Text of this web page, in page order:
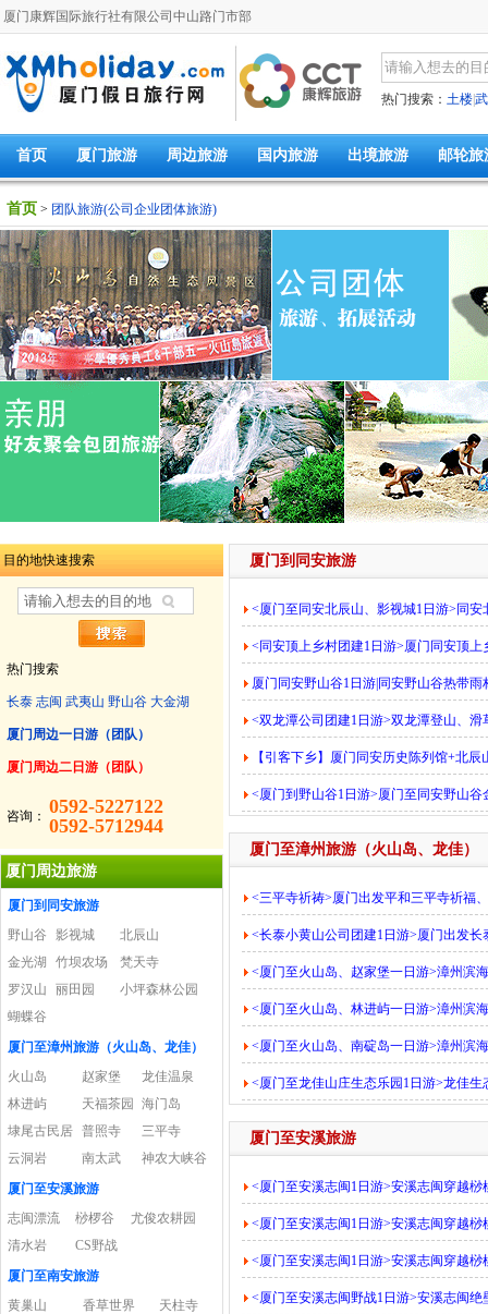
厦门康辉国际旅行社有限公司中山路门市部
热门搜索： 土楼
首页 厦门旅游 周边旅游 国内旅游 出境旅游 邮轮旅
首页 > 团队旅游(公司企业团体旅游)
目的地快速搜索
热门搜索
长泰 志闽 武夷山 野山谷 大金湖
厦门周边一日游（团队）
厦门周边二日游（团队）
咨询： 0592-5227122
0592-5712944
厦门周边旅游
厦门到同安旅游
野山谷
影视城
北辰山
金光湖
竹坝农场
梵天寺
罗汉山
丽田园
小坪森林公园
蝴蝶谷
厦门至漳州旅游（火山岛、龙佳）
火山岛
赵家堡
龙佳温泉
林进屿
天福茶园
海门岛
埭尾古民居
普照寺
三平寺
云洞岩
南太武
神农大峡谷
厦门至安溪旅游
志闽漂流
桫椤谷
尤俊农耕园
清水岩
CS野战
厦门至南安旅游
黄巢山
香草世界
天柱寺
厦门到同安旅游
<厦门至同安北辰山、影视城1日游>同安
<同安顶上乡村团建1日游>厦门同安顶上
厦门同安野山谷1日游|同安野山谷热带
<双龙潭公司团建1日游>双龙潭登山、滑
【引客下乡】厦门同安历史陈列馆+北
<厦门到野山谷1日游>厦门至同安野山谷
厦门至漳州旅游（火山岛、龙佳）
<三平寺祈祷>厦门出发平和三平寺祈福
<长泰小黄山公司团建1日游>厦门出发长
<厦门至火山岛、赵家堡一日游>漳州滨
<厦门至火山岛、林进屿一日游>漳州滨
<厦门至火山岛、南碇岛一日游>漳州滨
<厦门至龙佳山庄生态乐园1日游>龙佳生
厦门至安溪旅游
<厦门至安溪志闽1日游>安溪志闽穿越桫
<厦门至安溪志闽1日游>安溪志闽穿越桫
<厦门至安溪志闽1日游>安溪志闽穿越桫
<厦门至安溪志闽野战1日游>安溪志闽绝